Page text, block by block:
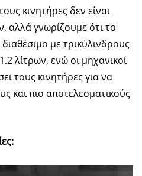
κινητήρες δεν είναι
αλλά γνωρίζουμε ότι το
με τρικύλινδρους
λίτρων, ενώ οι μηχανικοί
τους κινητήρες για να
και πιο αποτελεσματικούς